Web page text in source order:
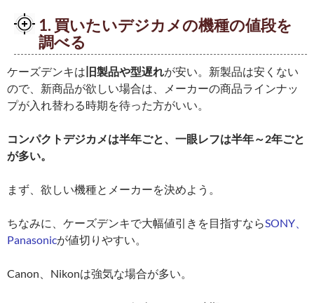
1. 買いたいデジカメの機種の値段を
調べる
ケーズデンキは旧製品や型遅れが安い。新製品は安くない
ので、新商品が欲しい場合は、メーカーの商品ラインナッ
プが入れ替わる時期を待った方がいい。
コンパクトデジカメは半年ごと、一眼レフは半年～2年ごと
が多い。
まず、欲しい機種とメーカーを決めよう。
ちなみに、ケーズデンキで大幅値引きを目指すならSONY、
Panasonicが値切りやすい。
Canon、Nikonは強気な場合が多い。